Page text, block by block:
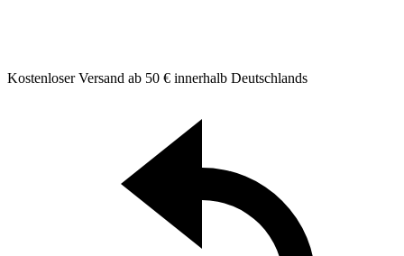
Kostenloser Versand ab 50 € innerhalb Deutschlands